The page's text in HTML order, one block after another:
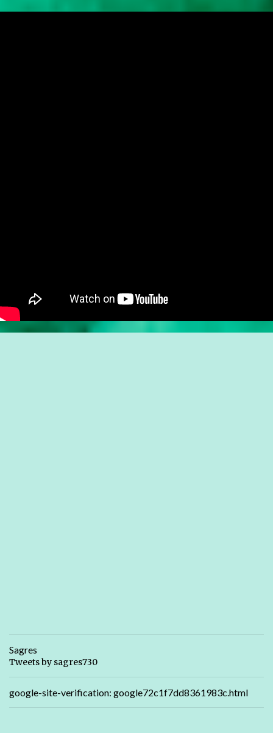
Sagres
Tweets by sagres730
google-site-verification: google72c1f7dd8361983c.html